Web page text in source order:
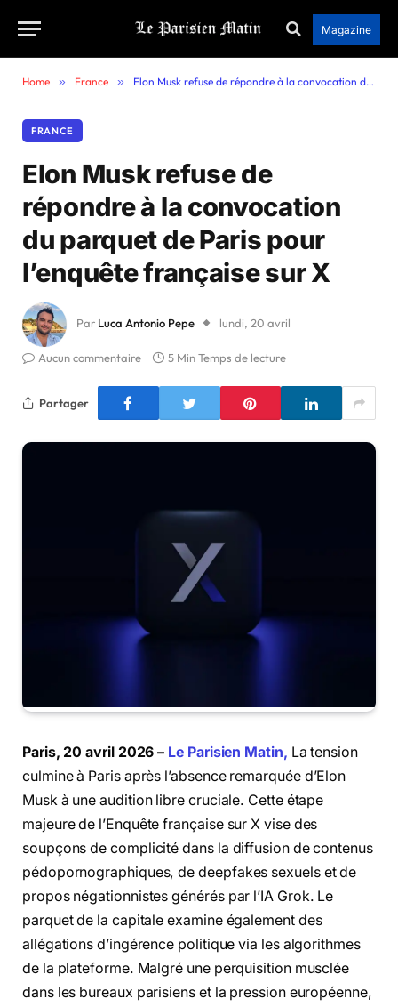
Magazine
Home » France » Elon Musk refuse de répondre à la convocation du parquet de Paris pour l’enquête française sur X
FRANCE
Elon Musk refuse de
répondre à la convocation
du parquet de Paris pour
l’enquête française sur X
Par Luca Antonio Pepe lundi, 20 avril
Aucun commentaire 5 Min Temps de lecture
Partager
Paris, 20 avril 2026 – Le Parisien Matin, La tension
culmine à Paris après l’absence remarquée d’Elon
Musk à une audition libre cruciale. Cette étape
majeure de l’Enquête française sur X vise des
soupçons de complicité dans la diffusion de contenus
pédopornographiques, de deepfakes sexuels et de
propos négationnistes générés par l’IA Grok. Le
parquet de la capitale examine également des
allégations d’ingérence politique via les algorithmes
de la plateforme. Malgré une perquisition musclée
dans les bureaux parisiens et la pression européenne,